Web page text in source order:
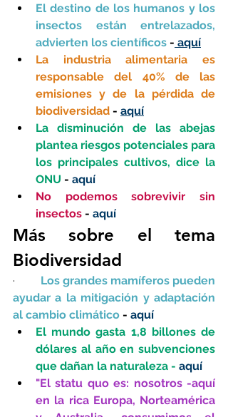
El destino de los humanos y los
insectos están entrelazados,
advierten los científicos - aquí
La industria alimentaria es
responsable del 40% de las
emisiones y de la pérdida de
biodiversidad - aquí
La disminución de las abejas
plantea riesgos potenciales para
los principales cultivos, dice la
ONU - aquí
No podemos sobrevivir sin
insectos - aquí
Más sobre el tema
Biodiversidad
· Los grandes mamíferos pueden
ayudar a la mitigación y adaptación
al cambio climático - aquí
El mundo gasta 1,8 billones de
dólares al año en subvenciones
que dañan la naturaleza - aquí
"El statu quo es: nosotros -aquí
en la rica Europa, Norteamérica